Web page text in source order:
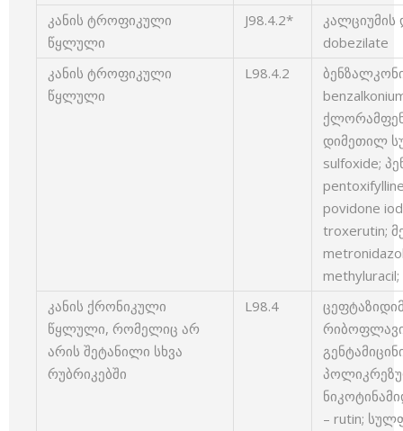
კანის ტროფიკული
წყლული
J98.4.2*
კალციუმის
dobezilate
კანის ტროფიკული
წყლული
L98.4.2
დიმეთილ
sulfoxide;
povidone
troxerutin;
კანის ქრონიკული
წყლული, რომელიც არ
არის შეტანილი სხვა
რუბრიკებში
L98.4
– rutin;